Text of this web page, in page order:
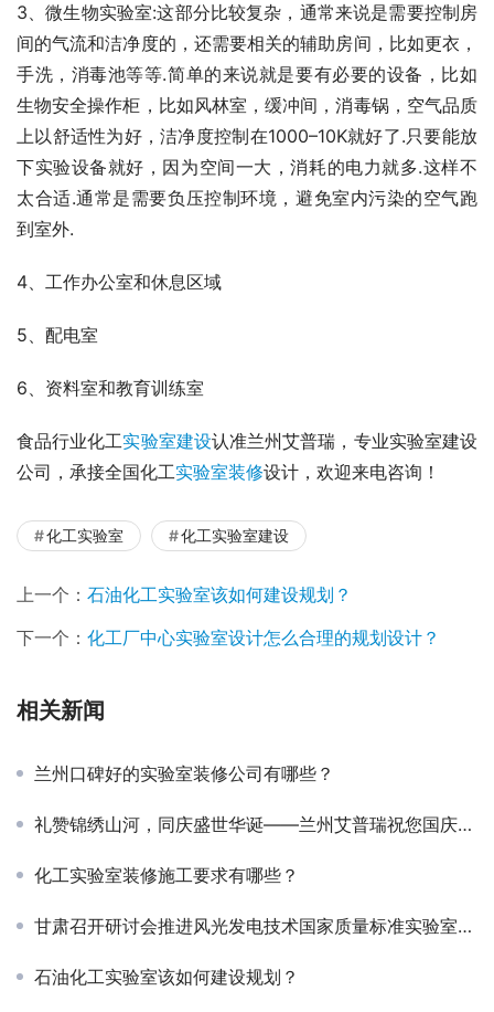
3、微生物实验室:这部分比较复杂，通常来说是需要控制房
间的气流和洁净度的，还需要相关的辅助房间，比如更衣，
手洗，消毒池等等.简单的来说就是要有必要的设备，比如
生物安全操作柜，比如风林室，缓冲间，消毒锅，空气品质
上以舒适性为好，洁净度控制在1000–10K就好了.只要能放
下实验设备就好，因为空间一大，消耗的电力就多.这样不
太合适.通常是需要负压控制环境，避免室内污染的空气跑
到室外.
4、工作办公室和休息区域
5、配电室
6、资料室和教育训练室
食品行业化工实验室建设认准兰州艾普瑞，专业实验室建设
公司，承接全国化工实验室装修设计，欢迎来电咨询！
化工实验室 化工实验室建设
上一个： 石油化工实验室该如何建设规划？
下一个： 化工厂中心实验室设计怎么合理的规划设计？
相关新闻
兰州口碑好的实验室装修公司有哪些？
礼赞锦绣山河，同庆盛世华诞——兰州艾普瑞祝您国庆节快乐！
化工实验室装修施工要求有哪些？
甘肃召开研讨会推进风光发电技术国家质量标准实验室建设
石油化工实验室该如何建设规划？